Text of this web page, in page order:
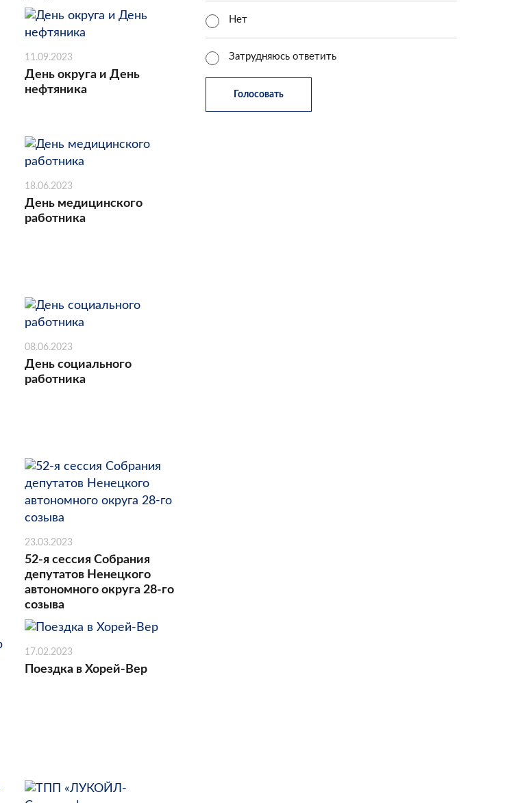
11.09.2023
День округа и День
нефтяника
18.06.2023
День медицинского
работника
08.06.2023
День социального
работника
23.03.2023
52-я сессия Собрания
депутатов Ненецкого
автономного округа 28-го
созыва
17.02.2023
Поездка в Хорей-Вер
Нет
Затрудняюсь ответить